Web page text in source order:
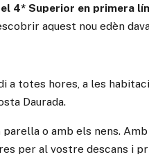
4* Superior en primera
aquest nou edèn
a totes hores, a les
Daurada.
o amb els nens.
per al vostre descans i